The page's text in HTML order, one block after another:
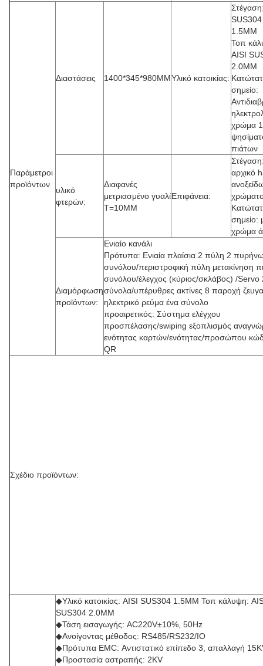
Παράμετροι
προϊόντων
Διαστάσεις 1400*345*980MMΥλικό κατοικίας:
SUS304
1.5MM
Τοπ
AISI
2.0MM
σημείο:
χρώμα
πιάτων
υλικό
φτερών:
Διαφανές
μετριασμένο γυαλί
T=10MM
Επιφάνεια:
αρχικό
σημείο:
χρώμα
Διαμόρφωση
προϊόντων:
Ενιαίο κανάλι
Πρότυπα: Ενιαία πλαίσια 2 πύλη 2
συνόλου/περιστροφική πύλη μετακίνηση
συνόλου/έλεγχος (κύριος/σκλάβος) /Servo
σύνολα/υπέρυθρες ακτίνες 8 παροχή
ηλεκτρικό ρεύμα ένα σύνολο
προαιρετικός: Σύστημα ελέγχου
προσπέλασης/swiping εξοπλισμός
ενότητας καρτών/ενότητας/προσώπου
QR
Σχέδιο προϊόντων:
◆Υλικό κατοικίας: AISI SUS304 1.5MM Τοπ κάλυψη:
SUS304 2.0MM
◆Τάση εισαγωγής: AC220V±10%, 50Hz
◆Ανοίγοντας μέθοδος: RS485/RS232/IO
◆Πρότυπα EMC: Αντιστατικό επίπεδο 3, απαλλαγή
◆Προστασία αστραπής: 2KV